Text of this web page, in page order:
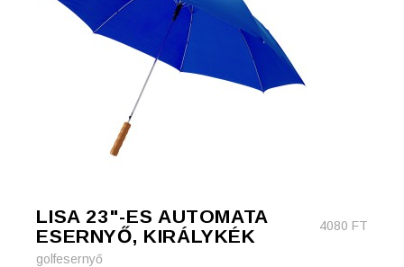
LISA 23"-ES AUTOMATA
ESERNYŐ, KIRÁLYKÉK
4080 FT
golfesernyő